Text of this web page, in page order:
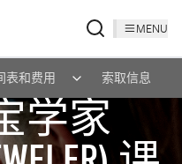
MENU
表和费用 索取信息
学家